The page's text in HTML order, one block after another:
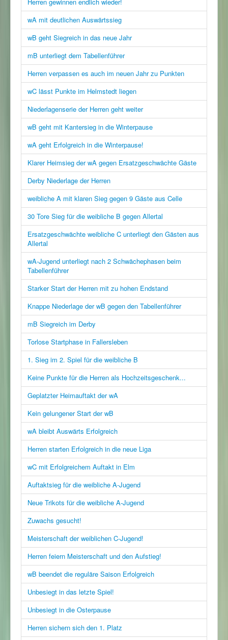
Herren gewinnen endlich wieder!
wA mit deutlichen Auswärtssieg
wB geht Siegreich in das neue Jahr
mB unterliegt dem Tabellenführer
Herren verpassen es auch im neuen Jahr zu Punkten
wC lässt Punkte im Helmstedt liegen
Niederlagenserie der Herren geht weiter
wB geht mit Kantersieg in die Winterpause
wA geht Erfolgreich in die Winterpause!
Klarer Heimsieg der wA gegen Ersatzgeschwächte Gäste
Derby Niederlage der Herren
weibliche A mit klaren Sieg gegen 9 Gäste aus Celle
30 Tore Sieg für die weibliche B gegen Allertal
Ersatzgeschwächte weibliche C unterliegt den Gästen aus
Allertal
wA-Jugend unterliegt nach 2 Schwächephasen beim
Tabellenführer
Starker Start der Herren mit zu hohen Endstand
Knappe Niederlage der wB gegen den Tabellenführer
mB Siegreich im Derby
Torlose Startphase in Fallersleben
1. Sieg im 2. Spiel für die weibliche B
Keine Punkte für die Herren als Hochzeitsgeschenk...
Geplatzter Heimauftakt der wA
Kein gelungener Start der wB
wA bleibt Auswärts Erfolgreich
Herren starten Erfolgreich in die neue Liga
wC mit Erfolgreichem Auftakt in Elm
Auftaktsieg für die weibliche A-Jugend
Neue Trikots für die weibliche A-Jugend
Zuwachs gesucht!
Meisterschaft der weiblichen C-Jugend!
Herren feiern Meisterschaft und den Aufstieg!
wB beendet die reguläre Saison Erfolgreich
Unbesiegt in das letzte Spiel!
Unbesiegt in die Osterpause
Herren sichern sich den 1. Platz